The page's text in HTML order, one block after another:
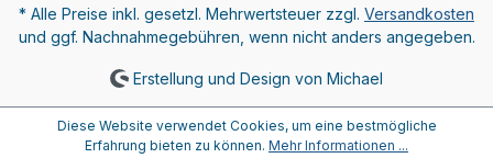
* Alle Preise inkl. gesetzl. Mehrwertsteuer zzgl. Versandkosten
und ggf. Nachnahmegebühren, wenn nicht anders angegeben.
Erstellung und Design von Michael
Diese Website verwendet Cookies, um eine bestmögliche
Erfahrung bieten zu können. Mehr Informationen ...